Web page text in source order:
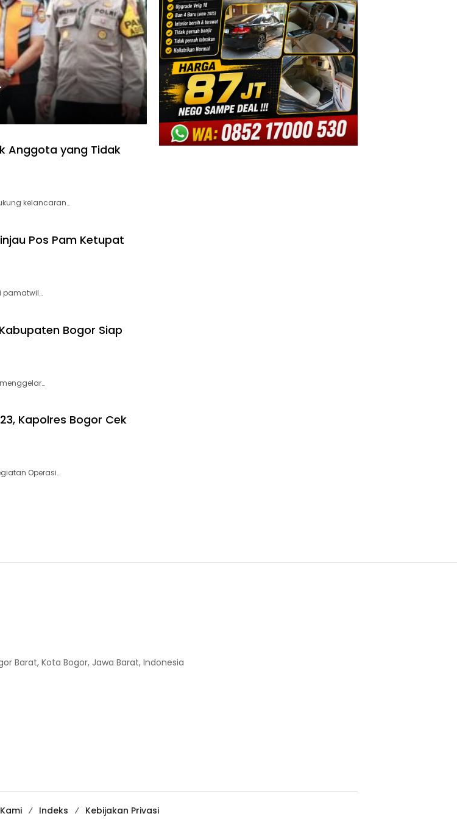
Anggota yang Tidak
kelancaran…
Pos Pam Ketupat
pamatwil…
Bogor Siap
menggelar…
Kapolres Bogor Cek
Operasi…
Barat, Kota Bogor, Jawa Barat, Indonesia
Indeks Kebijakan Privasi